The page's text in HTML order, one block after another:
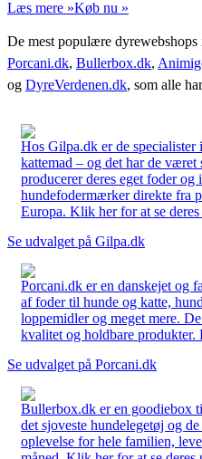
Læs mere »Køb nu »
De mest populære
Porcani.dk, Bullerbox.dk,
og DyreVerdenen.dk, som alle
Hos Gilpa.dk er de
kattemad – og det har de
producerer deres eget foder
hundefodermærker direkte fra
Europa. Klik her for at se
Se udvalget på Gilpa.dk
Porcani.dk er en danskejet og
af foder til hunde og katte,
loppemidler og meget mere.
kvalitet og holdbare produkter.
Se udvalget på Porcani.dk
Bullerbox.dk er en goodiebox
det sjoveste hundelegetøj og
oplevelse for hele familien,